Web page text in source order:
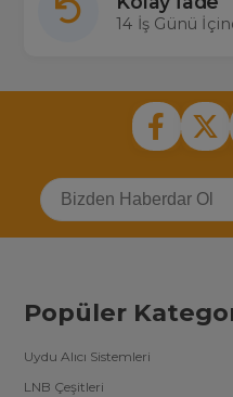
14 İş Günü
Popüler
Uydu Alıcı Sistemleri
LNB Çeşitleri